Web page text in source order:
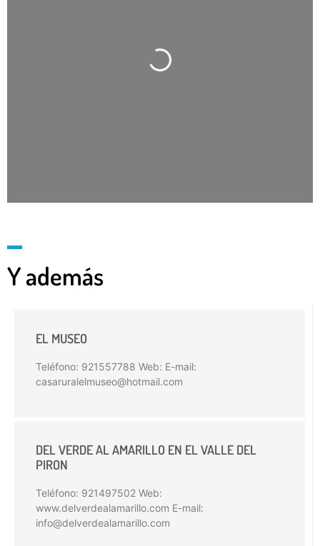
Cargando…
Y además
EL MUSEO
Teléfono: 921557788 Web: E-mail:
casaruralelmuseo@hotmail.com
DEL VERDE AL AMARILLO EN EL VALLE DEL
PIRON
Teléfono: 921497502 Web:
www.delverdealamarillo.com E-mail:
info@delverdealamarillo.com